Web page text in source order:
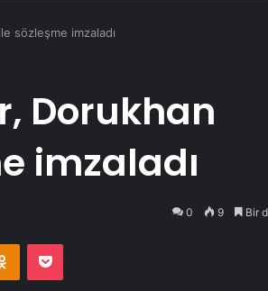
sözleşme imzaladı
Dorukhan
imzaladı
0 9 Bir
Odnoklassniki
Pocket